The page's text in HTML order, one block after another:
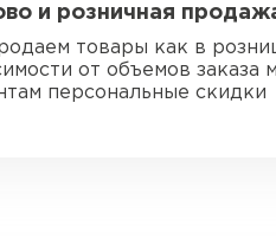
и розничная
товары как в
от объемов заказа
персональные скидки